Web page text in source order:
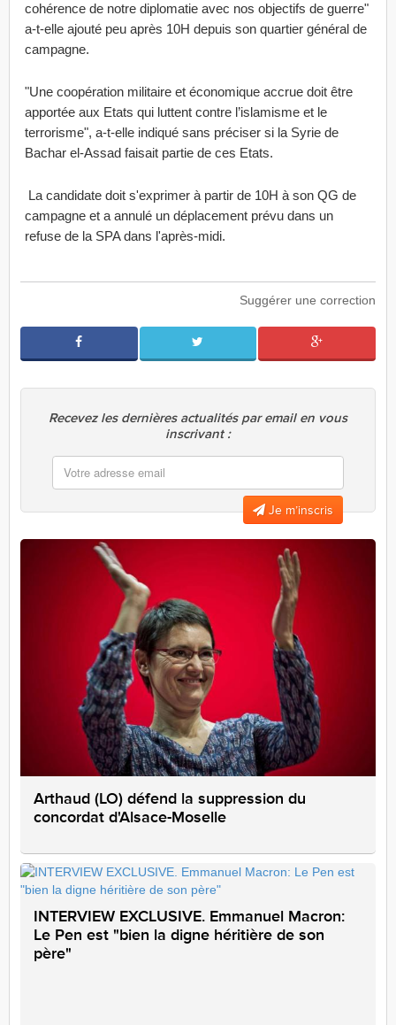
cohérence de notre diplomatie avec nos objectifs de guerre"
a-t-elle ajouté peu après 10H depuis son quartier général de
campagne.
"Une coopération militaire et économique accrue doit être
apportée aux Etats qui luttent contre l’islamisme et le
terrorisme", a-t-elle indiqué sans préciser si la Syrie de
Bachar el-Assad faisait partie de ces Etats.
La candidate doit s'exprimer à partir de 10H à son QG de
campagne et a annulé un déplacement prévu dans un
refuse de la SPA dans l'après-midi.
Suggérer une correction
Recevez les dernières actualités par email en vous
inscrivant :
Je m’inscris
Arthaud (LO) défend la suppression du
concordat d'Alsace-Moselle
INTERVIEW EXCLUSIVE. Emmanuel Macron:
Le Pen est "bien la digne héritière de son
père"